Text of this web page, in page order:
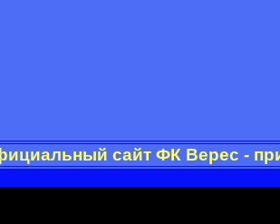
сайт ФК Верес -